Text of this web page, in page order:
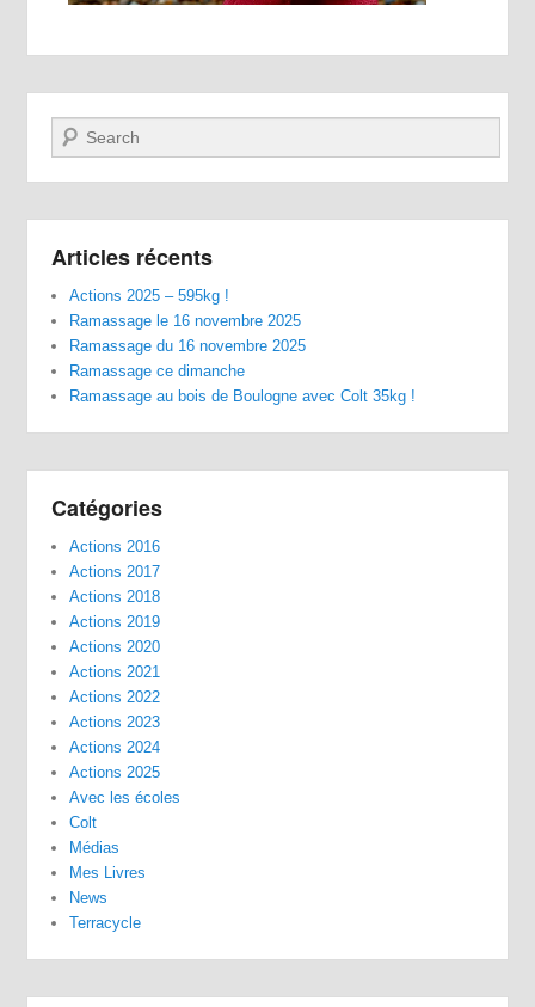
Recherche
Articles récents
Actions 2025 – 595kg !
Ramassage le 16 novembre 2025
Ramassage du 16 novembre 2025
Ramassage ce dimanche
Ramassage au bois de Boulogne avec Colt 35kg !
Catégories
Actions 2016
Actions 2017
Actions 2018
Actions 2019
Actions 2020
Actions 2021
Actions 2022
Actions 2023
Actions 2024
Actions 2025
Avec les écoles
Colt
Médias
Mes Livres
News
Terracycle